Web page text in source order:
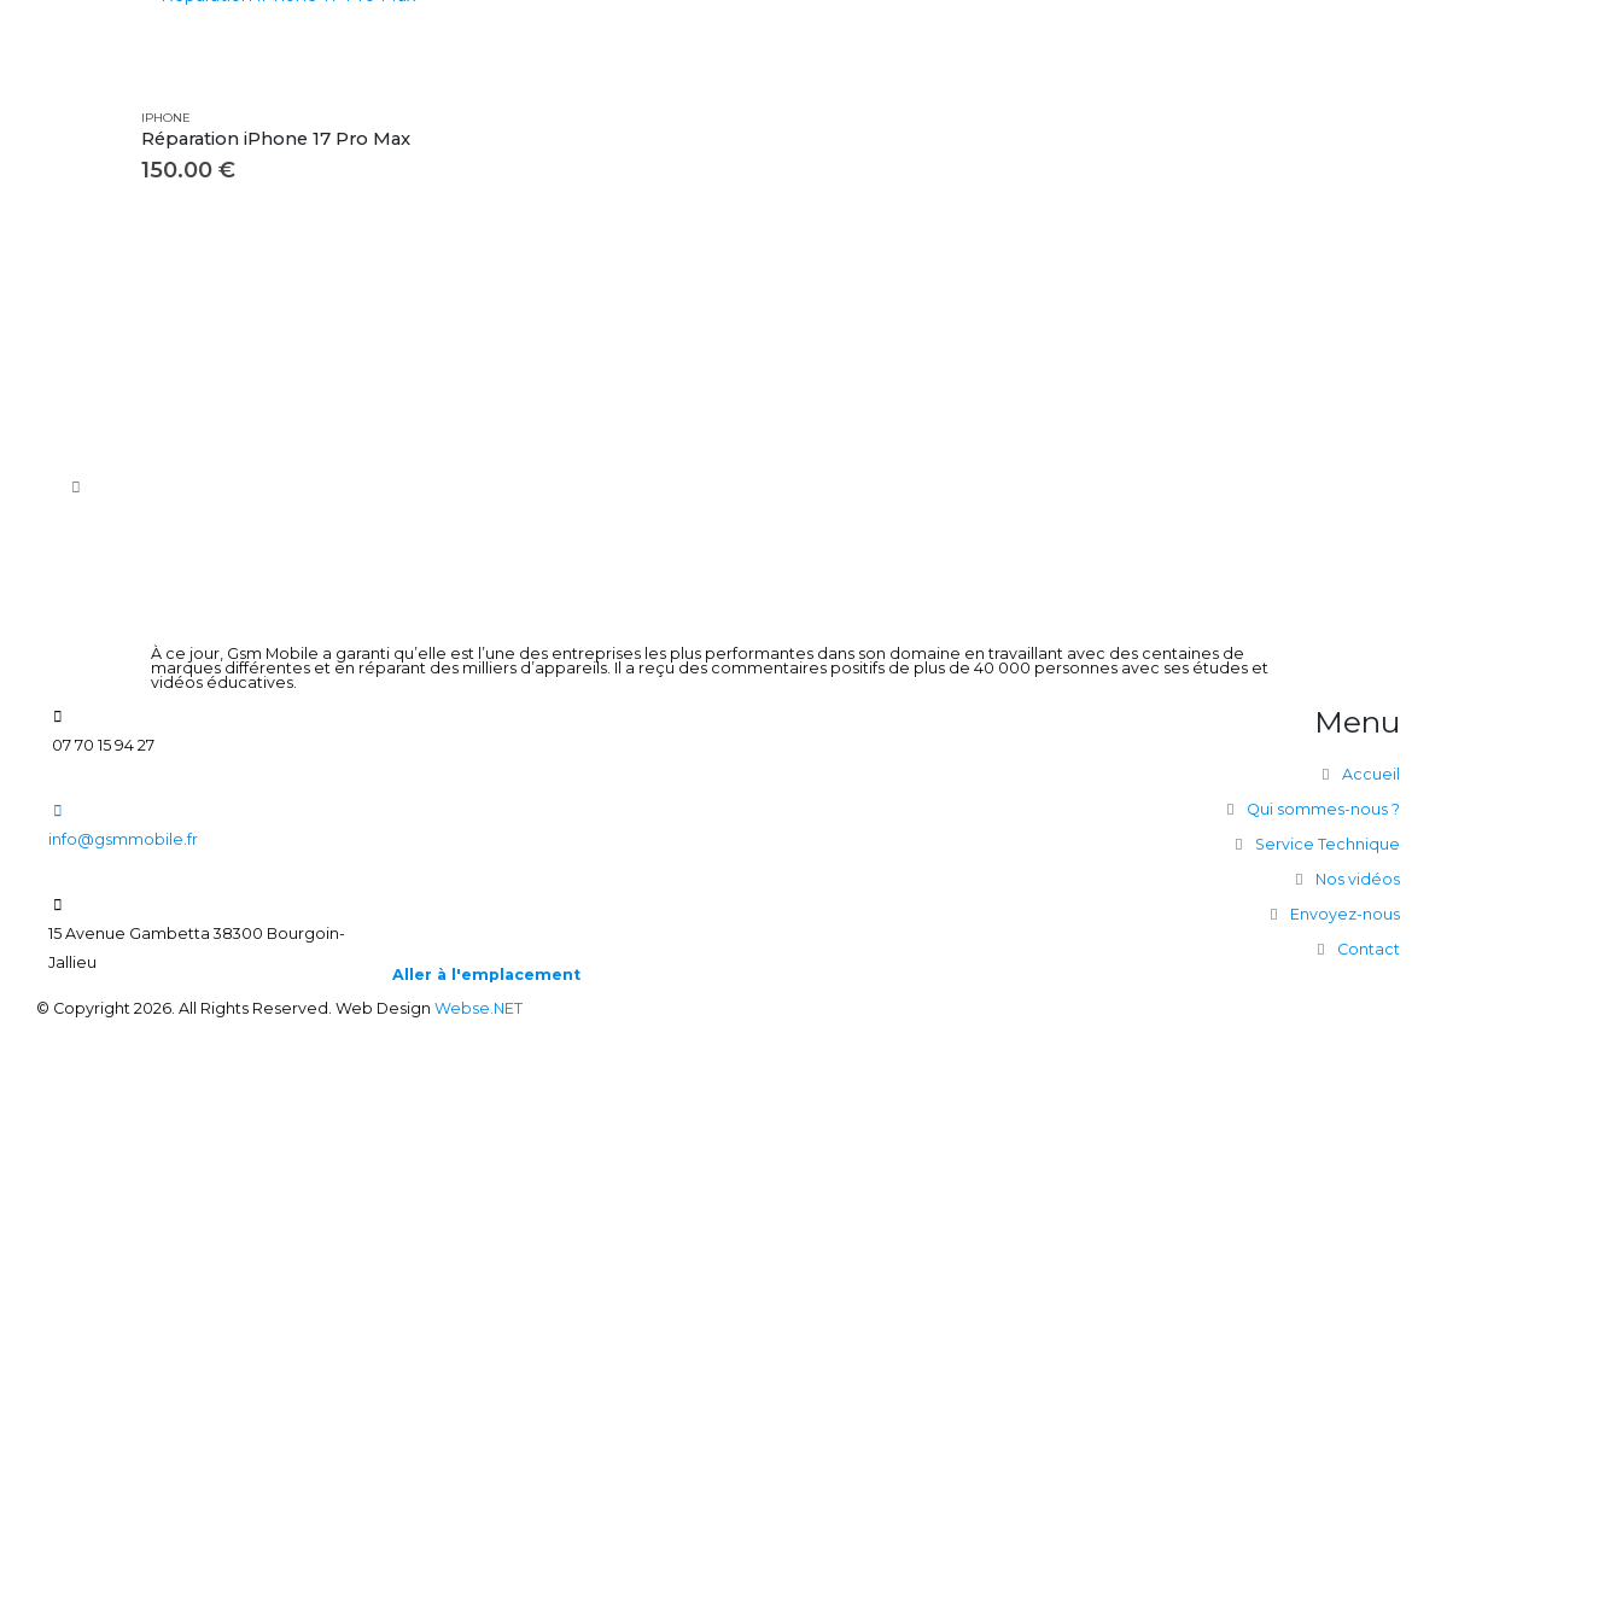
IPHONE
Réparation iPhone 17 Pro Max
150.00 €
À ce jour, Gsm Mobile a garanti qu’elle est l’une des entreprises les plus performantes dans son domaine en travaillant avec des centaines de
marques différentes et en réparant des milliers d’appareils. Il a reçu des commentaires positifs de plus de 40 000 personnes avec ses études et
vidéos éducatives.
07 70 15 94 27
info@gsmmobile.fr
15 Avenue Gambetta 38300 Bourgoin-
Jallieu
Aller à l'emplacement
Menu
Accueil
Qui sommes-nous ?
Service Technique
Nos vidéos
Envoyez-nous
Contact
© Copyright 2026. All Rights Reserved. Web Design Webse.NET